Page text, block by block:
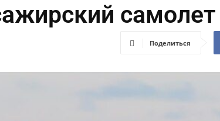
Поделиться